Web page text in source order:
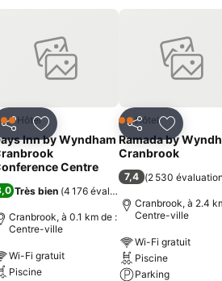
)
PartagerAjouter à mes favoris
Hôtel
Inn by Wyndham
Centre
Très bien (4 176 évaluations
Cranbrook, à 0.1 km de :
Centre-ville
Wi-Fi gratuit
Piscine
PartagerAjouter
2 Étoiles
Hôtel
Ramada by
Cranbrook
7,4 (2 530
Cranbrook, à 2.4
Centre-ville
Wi-Fi gratuit
Piscine
Parking